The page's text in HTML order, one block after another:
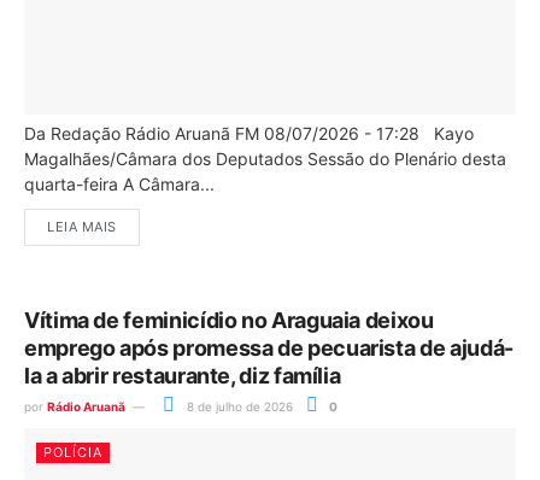
Da Redação Rádio Aruanã FM 08/07/2026 - 17:28 Kayo
Magalhães/Câmara dos Deputados Sessão do Plenário desta
quarta-feira A Câmara...
LEIA MAIS
Vítima de feminicídio no Araguaia deixou
emprego após promessa de pecuarista de ajudá-
la a abrir restaurante, diz família
por Rádio Aruanã 8 de julho de 2026 0
POLÍCIA